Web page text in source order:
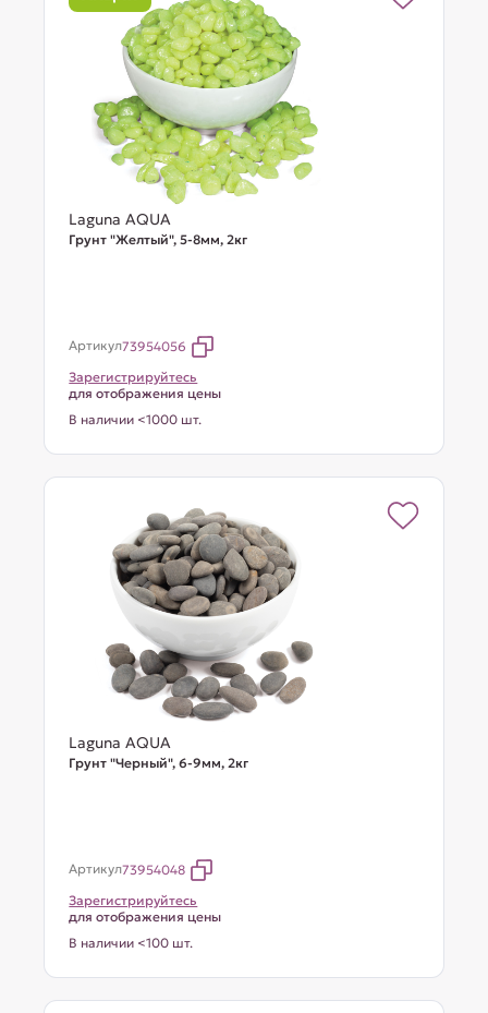
Laguna AQUA
Грунт "Желтый", 5-8мм, 2кг
Артикул73954056
Зарегистрируйтесь
для отображения цены
В наличии <1000 шт.
Laguna AQUA
Грунт "Черный", 6-9мм, 2кг
Артикул73954048
Зарегистрируйтесь
для отображения цены
В наличии <100 шт.